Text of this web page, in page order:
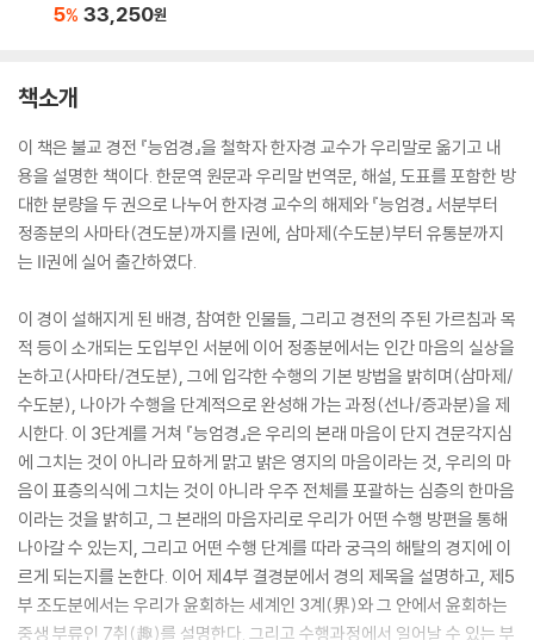
5% 33,250원
책소개
이 책은 불교 경전 『능엄경』을 철학자 한자경 교수가 우리말로 옮기고 내
용을 설명한 책이다. 한문역 원문과 우리말 번역문, 해설, 도표를 포함한 방
대한 분량을 두 권으로 나누어 한자경 교수의 해제와 『능엄경』 서분부터
정종분의 사마타(견도분)까지를 Ⅰ권에, 삼마제(수도분)부터 유통분까지
는 Ⅱ권에 실어 출간하였다.
이 경이 설해지게 된 배경, 참여한 인물들, 그리고 경전의 주된 가르침과 목
적 등이 소개되는 도입부인 서분에 이어 정종분에서는 인간 마음의 실상을
논하고(사마타/견도분), 그에 입각한 수행의 기본 방법을 밝히며(삼마제/
수도분), 나아가 수행을 단계적으로 완성해 가는 과정(선나/증과분)을 제
시한다. 이 3단계를 거쳐 『능엄경』은 우리의 본래 마음이 단지 견문각지심
에 그치는 것이 아니라 묘하게 맑고 밝은 영지의 마음이라는 것, 우리의 마
음이 표층의식에 그치는 것이 아니라 우주 전체를 포괄하는 심층의 한마음
이라는 것을 밝히고, 그 본래의 마음자리로 우리가 어떤 수행 방편을 통해
나아갈 수 있는지, 그리고 어떤 수행 단계를 따라 궁극의 해탈의 경지에 이
르게 되는지를 논한다. 이어 제4부 결경분에서 경의 제목을 설명하고, 제5
부 조도분에서는 우리가 윤회하는 세계인 3계(界)와 그 안에서 윤회하는
중생 부류인 7취(趣)를 설명한다. 그리고 수행과정에서 일어날 수 있는 부